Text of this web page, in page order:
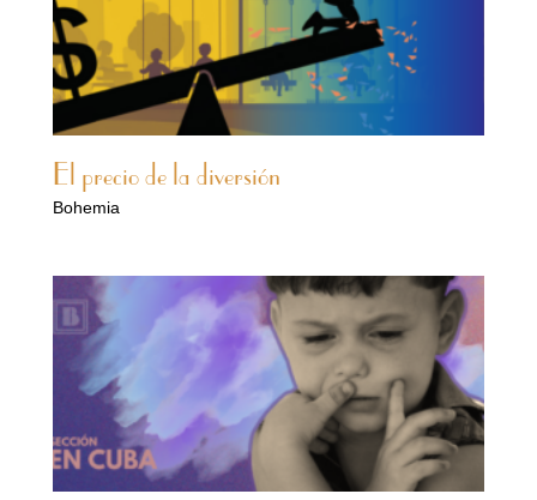
El precio de la diversión
Bohemia